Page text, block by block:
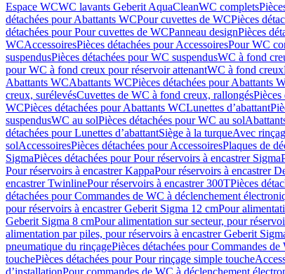
Espace WCWC lavants Geberit AquaCleanWC complets
détachées pour Abattants WCPour cuvettes de WCPièces
détachées pour Pour cuvettes de WCPanneau designPièces
WCAccessoiresPièces détachées pour AccessoiresPour WC
suspendusPièces détachées pour WC suspendusWC à fond
pour WC à fond creux pour réservoir attenantWC à fond creux
Abattants WCAbattants WCPièces détachées pour Abattants
creux, surélevésCuvettes de WC à fond creux, rallongés
WCPièces détachées pour Abattants WCLunettes d’abattant
suspendusWC au solPièces détachées pour WC au sol
détachées pour Lunettes d’abattantSiège à la turqueAvec
solAccessoiresPièces détachées pour AccessoiresPlaques de
SigmaPièces détachées pour Pour réservoirs à encastrer Sigma
Pour réservoirs à encastrer KappaPour réservoirs à encastrer
encastrer TwinlinePour réservoirs à encastrer 300TPièces
détachées pour Commandes de WC à déclenchement
pour réservoirs à encastrer Geberit Sigma 12 cmPour
Geberit Sigma 8 cmPour alimentation sur secteur, pour
alimentation par piles, pour réservoirs à encastrer Geberit
pneumatique du rinçagePièces détachées pour Commandes
touchePièces détachées pour Pour rinçage simple touche
d’installationPour commandes de WC à déclenchement